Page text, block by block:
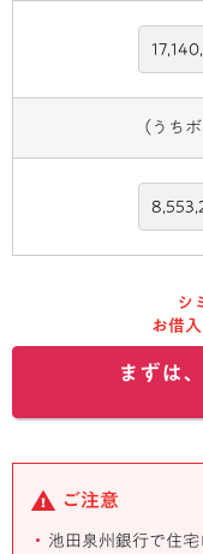
（うち
シ
お借
まずは
ご注意
池田泉州銀行で住